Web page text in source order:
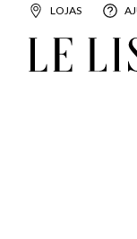
LOJAS